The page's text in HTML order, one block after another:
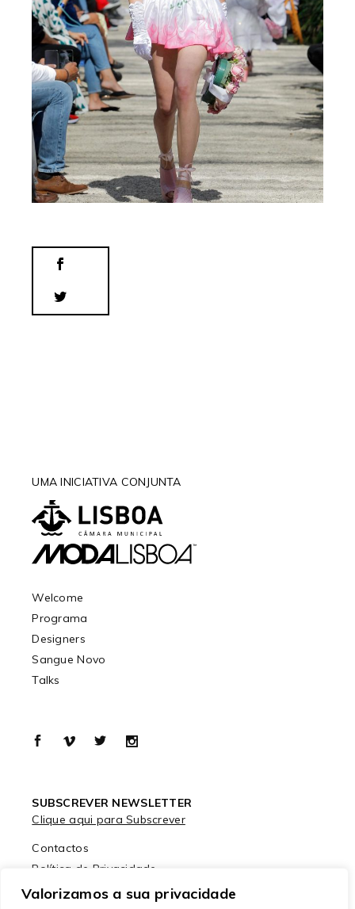
Valorizamos a sua privacidade
UMA INICIATIVA CONJUNTA
Welcome
Programa
Designers
Sangue Novo
Talks
SUBSCREVER NEWSLETTER
Clique aqui para Subscrever
Contactos
Política de Privacidade
Política de Cookies